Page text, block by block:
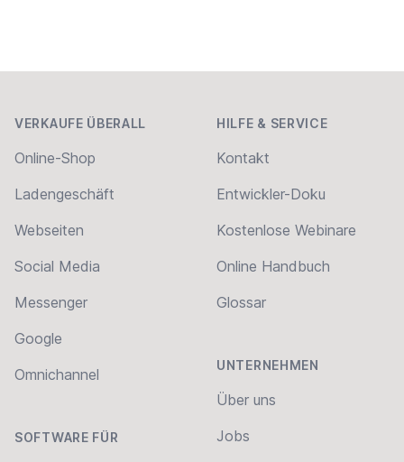
VERKAUFE ÜBERALL
Online-Shop
Ladengeschäft
Webseiten
Social Media
Messenger
Google
Omnichannel
SOFTWARE FÜR
HILFE & SERVICE
Kontakt
Entwickler-Doku
Kostenlose Webinare
Online Handbuch
Glossar
UNTERNEHMEN
Über uns
Jobs